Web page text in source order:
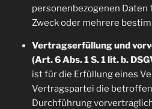
personenbezogenen Daten
Zweck oder mehrere
Vertragserfüllung und
(Art. 6 Abs. 1 S. 1 lit. b.
ist für die Erfüllung eines
Vertragspartei die
Durchführung